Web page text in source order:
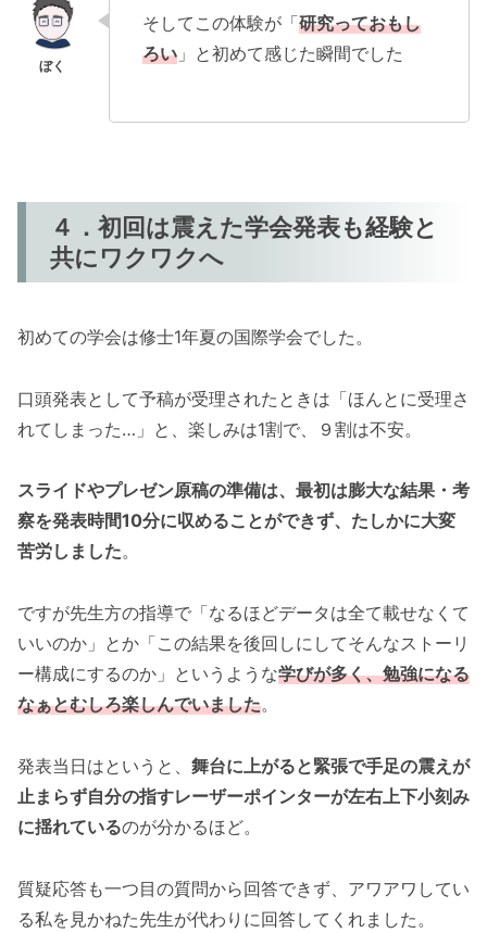
そしてこの体験が「研究っておもし
ろい 」と初めて感じた瞬間でした
４．初回は震えた学会発表も経験と
共にワクワクへ
初めての学会は修士1年夏の国際学会でした。
口頭発表として予稿が受理されたときは「ほんとに受理さ
れてしまった…」と、楽しみは1割で、９割は不安。
スライドやプレゼン原稿の準備は、最初は膨大な結果・考
察を発表時間10分に収めることができず、たしかに大変
苦労しました。
ですが先生方の指導で「なるほどデータは全て載せなくて
いいのか」とか「この結果を後回しにしてそんなストーリ
ー構成にするのか」というような学びが多く、勉強になる
なぁとむしろ楽しんでいました。
発表当日はというと、 舞台に上がると緊張で手足の震えが
止まらず自分の指すレーザーポインターが左右上下小刻み
に揺れているのが分かるほど。
質疑応答も一つ目の質問から回答できず、アワアワしてい
る私を見かねた先生が代わりに回答してくれました。